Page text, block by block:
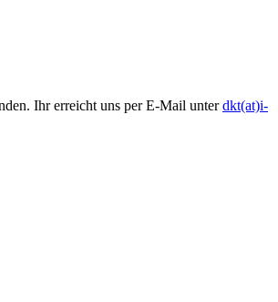
Ihr erreicht uns per E-Mail unterdkt(at)i-